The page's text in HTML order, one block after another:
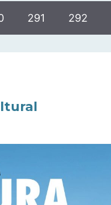
291 292